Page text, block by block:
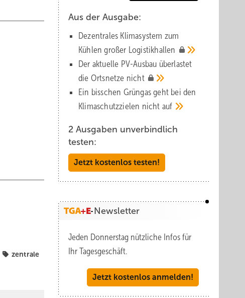
zentrale
Aus der Ausgabe:
Dezentrales Klimasystem zum
Kühlen großer Logistik­hallen
Der aktuelle PV-Ausbau über­lastet
die Orts­netze nicht
Ein bisschen Grüngas geht bei den
Klima­schutz­zielen nicht auf
2 Ausgaben unverbindlich
testen:
Jetzt kostenlos testen!
Newsletter
Jeden Donnerstag nützliche Infos für
Ihr Tagesgeschäft.
Jetzt kostenlos anmelden!